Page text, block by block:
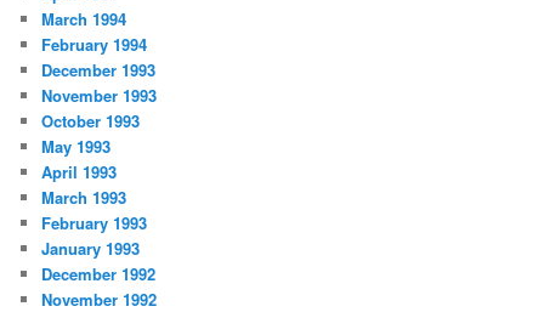
March 1994
February 1994
December 1993
November 1993
October 1993
May 1993
April 1993
March 1993
February 1993
January 1993
December 1992
November 1992